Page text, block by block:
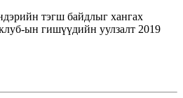
тэгш байдлыг хангах
ын гишүүдийн уулзалт 2019